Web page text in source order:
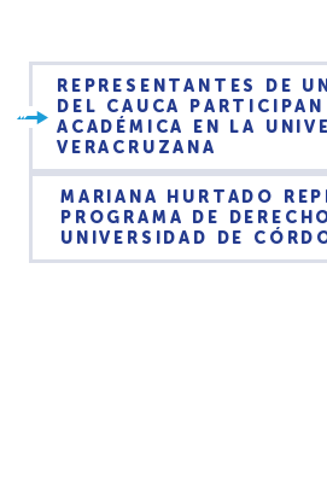
REPRESENTANTES DE
DEL CAUCA PARTICIPAN
ACADÉMICA EN LA
VERACRUZANA
MARIANA HURTADO
PROGRAMA DE
UNIVERSIDAD DE